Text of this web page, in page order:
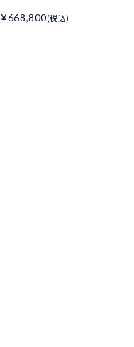
¥668,800(税込)